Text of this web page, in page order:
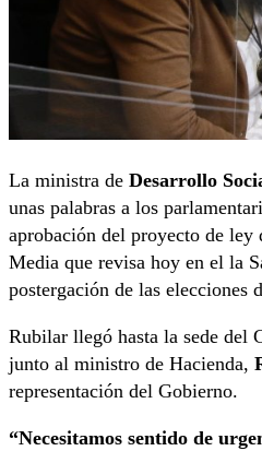
La ministra de Desarrollo
unas palabras a los
aprobación del proyecto de ley
Media que revisa hoy en el la
postergación de las elecciones
Rubilar llegó hasta la sede del
junto al ministro de Hacienda,
representación del Gobierno.
“Necesitamos sentido de